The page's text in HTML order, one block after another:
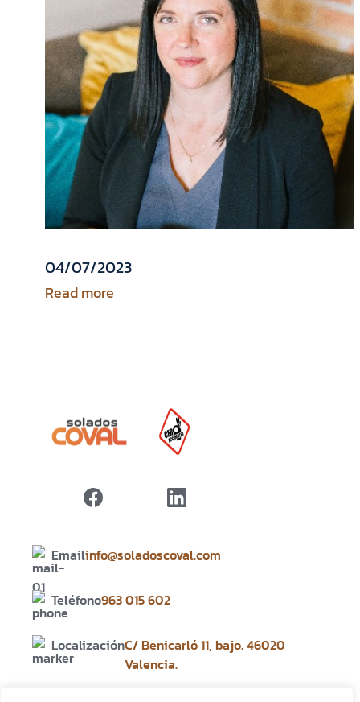
04/07/2023
Read more
Emailinfo@soladoscoval.com
Teléfono963 015 602
LocalizaciónC/ Benicarló 11, bajo. 46020
Valencia.